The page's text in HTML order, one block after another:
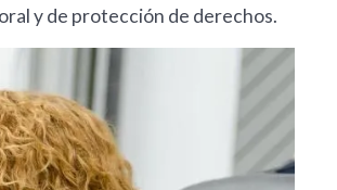
y de protección de derechos.